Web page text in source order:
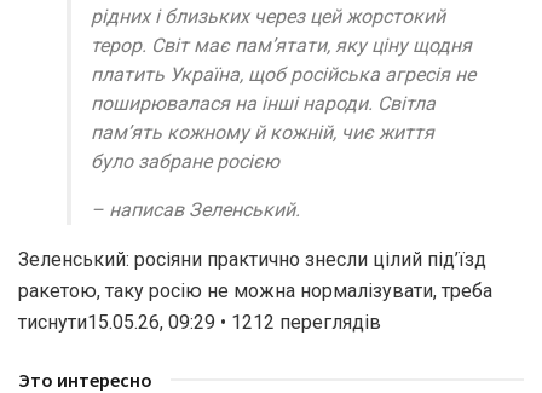
рідних і близьких через цей жорстокий
терор. Світ має пам’ятати, яку ціну щодня
платить Україна, щоб російська агресія не
поширювалася на інші народи. Світла
пам’ять кожному й кожній, чиє життя
було забране росією
– написав Зеленський.
Зеленський: росіяни практично знесли цілий під’їзд
ракетою, таку росію не можна нормалізувати, треба
тиснути15.05.26, 09:29 • 1212 переглядiв
Это интересно